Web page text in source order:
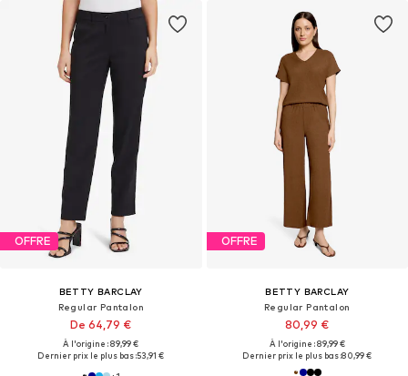
OFFRE
BETTY BARCLAY
Regular Pantalon
De 64,79 €
À l'origine : 89,99 €
Dernier prix le plus bas :53,91 €
OFFRE
BETTY BARCLAY
Regular Pantalon
80,99 €
À l'origine : 89,99 €
Dernier prix le plus bas :80,99 €